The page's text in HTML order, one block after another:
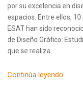
por su excelencia en
espacios. Entre ellos,
ESAT han sido
de Diseño Gráfico:
que se realiza …
Continúa leyendo